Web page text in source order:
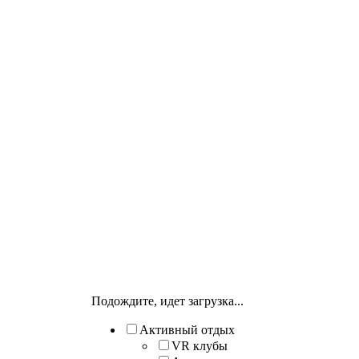
Подождите, идет загрузка...
Активный отдых
VR клубы